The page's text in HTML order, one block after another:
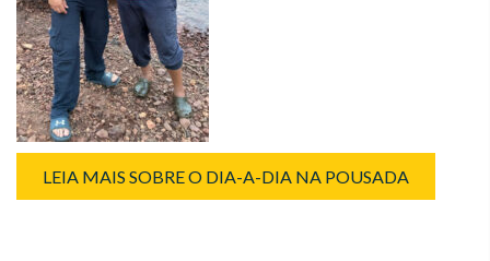
LEIA MAIS SOBRE O DIA-A-DIA NA POUSADA